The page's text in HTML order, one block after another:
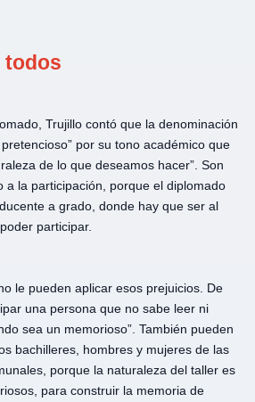
todos
Trujillo contó que la denominación
por su tono académico que
de lo que deseamos hacer”. Son
a la participación, porque el diplomado
a grado, donde hay que ser al
participar.
le pueden aplicar esos prejuicios. De
una persona que no sabe leer ni
sea un memorioso”. También pueden
bachilleres, hombres y mujeres de las
porque la naturaleza del taller es
para construir la memoria de